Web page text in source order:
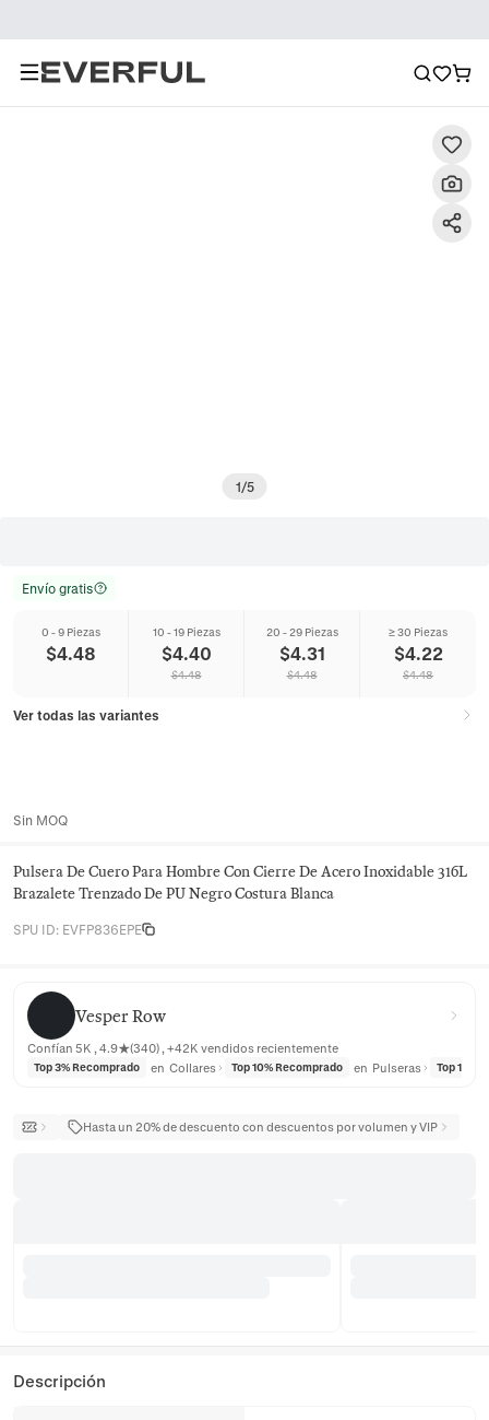
1/5
Envío gratis
0 - 9 Piezas
$4.48
10 - 19 Piezas
$4.40
$4.48
20 - 29 Piezas
$4.31
$4.48
≥ 30 Piezas
$4.22
$4.48
Ver todas las variantes
Sin MOQ
Pulsera De Cuero Para Hombre Con Cierre De Acero Inoxidable 316L
Brazalete Trenzado De PU Negro Costura Blanca
SPU ID: EVFP836EPE
Vesper Row
Vesper Row
Confían 5K , 4.9★(340) , +42K vendidos recientemente
Top 3% Recomprado en Collares Top 10% Recomprado en Pulseras Top 10%
Hasta un 20% de descuento con descuentos por volumen y VIP
Descripción